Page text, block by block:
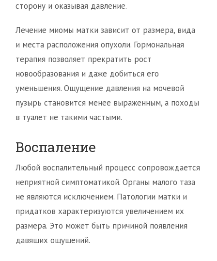
сторону и оказывая давление.
Лечение миомы матки зависит от размера, вида
и места расположения опухоли. Гормональная
терапия позволяет прекратить рост
новообразования и даже добиться его
уменьшения. Ощущение давления на мочевой
пузырь становится менее выраженным, а походы
в туалет не такими частыми.
Воспаление
Любой воспалительный процесс сопровождается
неприятной симптоматикой. Органы малого таза
не являются исключением. Патологии матки и
придатков характеризуются увеличением их
размера. Это может быть причиной появления
давящих ощущений.